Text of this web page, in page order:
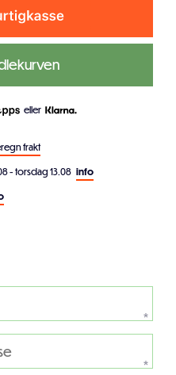
eller
frakt
- torsdag 13.08 info
*
*